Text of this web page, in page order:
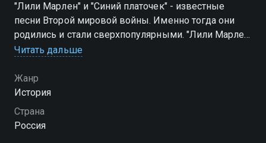
"Лили Марлен" и "Синий платочек" - известные
песни Второй мировой войны. Именно тогда они
родились и стали сверхпопулярными. "Лили Марлен"
- в Германии, "Синий платочек" - в России. Точнее: в
Читать дальше
Жанр
История
Страна
Россия